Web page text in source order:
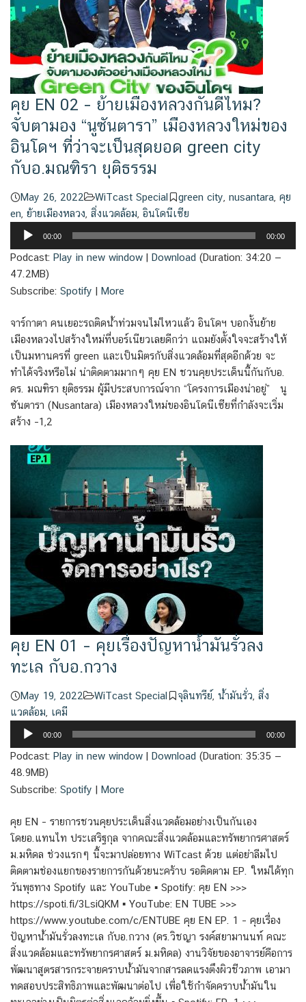
คุย EN 02 – ย้ายเมืองหลวงกันดีไหม?
จับตามอง “นูซันตารา” เมืองหลวงใหม่ของ
อินโดฯ ที่ว่าจะเป็นสุดยอด green city
กับอ.มณฑิรา ยุติธรรม
May 26, 2022 WiTcast Special green city nusantara คุย
en ย้ายเมืองหลวง สิ่งแวดล้อม อินโดนีเซีย
Audio
00:00 00:00
Podcast: Play in new window | Download (Duration: 34:20 —
47.2MB)
Subscribe: Spotify | More
จาร์กาตา คนเยอะรถติดน้ำท่วมจนไม่ไหวแล้ว อินโดฯ บอกงั้นย้าย
เมืองหลวงไปสร้างใหม่ที่บอร์เนียวเลยดีกว่า แถมยังตั้งใจจะสร้างให้
เป็นมหานครที่ green และเป็นมิตรกับสิ่งแวดล้อมที่สุดอีกด้วย จะ
ทำได้จริงหรือไม่ น่าติดตามมากๆ คุย EN ชวนคุยประเด็นนี้กันกับอ.
ดร. มณฑิรา ยุติธรรม ผู้มีประสบการณ์จาก “โครงการเมืองน่าอยู่” นู
ซันตารา (Nusantara) เมืองหลวงใหม่ของอินโดนีเซียที่กำลังจะเริ่ม
สร้าง –1,2
คุย EN 01 – คุยเรื่องปัญหาน้ำมันรั่วลง
ทะเล กับอ.กวาง
May 19, 2022 WiTcast Special จุลินทรีย์ น้ำมันรั่ว สิ่ง
แวดล้อม เคมี
Audio
00:00 00:00
Podcast: Play in new window | Download (Duration: 35:35 —
48.9MB)
Subscribe: Spotify | More
คุย EN – รายการชวนคุยประเด็นสิ่งแวดล้อมอย่างเป็นกันเอง
โดยอ.แทนไท ประเสริฐกุล จากคณะสิ่งแวดล้อมและทรัพยากรศาสตร์
ม.มหิดล ช่วงแรกๆ นี้จะมาปล่อยทาง WiTcast ด้วย แต่อย่าลืมไป
ติดตามช่องแยกของรายการกันด้วยนะคร้าบ รอติดตาม EP. ใหม่ได้ทุก
วันพุธทาง Spotify และ YouTube ▪️ Spotify: คุย EN >>>
https://spoti.fi/3LsiQKM ▪️ YouTube: EN TUBE >>>
https://www.youtube.com/c/ENTUBE คุย EN EP. 1 – คุยเรื่อง
ปัญหาน้ำมันรั่วลงทะเล กับอ.กวาง (ดร.วิชญา รงค์สยามานนท์ คณะ
สิ่งแวดล้อมและทรัพยากรศาสตร์ ม.มหิดล) งานวิจัยของอาจารย์คือการ
พัฒนาสูตรสารกระจายคราบน้ำมันจากสารลดแรงตึงผิวชีวภาพ เอามา
ทดสอบประสิทธิภาพและพัฒนาต่อไป เพื่อใช้กำจัดคราบน้ำมันใน